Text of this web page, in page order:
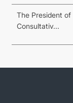
The President
Consultativ...